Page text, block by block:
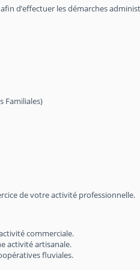
d’effectuer les démarches
Familiales)
de votre activité professionnelle.
commerciale.
activité artisanale.
fluviales.